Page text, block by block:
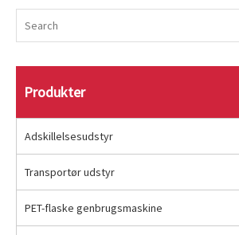
Produkter
Adskillelsesudstyr
Transportør udstyr
PET-flaske genbrugsmaskine